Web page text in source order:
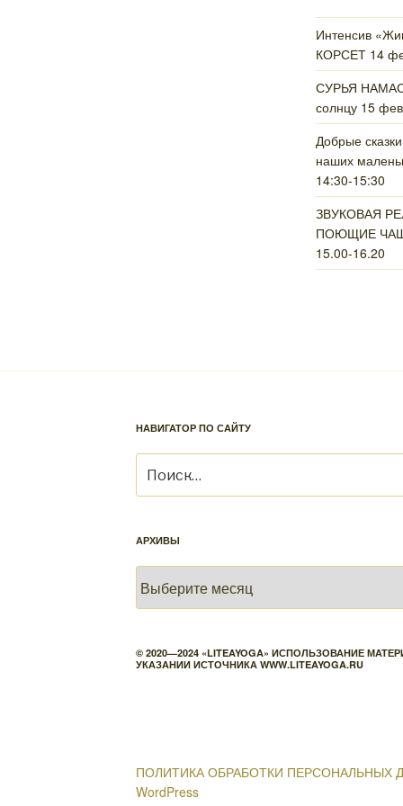
Интенсив
КОРСЕТ 14
СУРЬЯ
солнцу 15
Добрые
наших
14:30-15:30
ЗВУКОВАЯ
ПОЮЩИЕ
15.00-16.20
НАВИГАТОР ПО САЙТУ
АРХИВЫ
© 2020—2024 «LITEAYOGA» ИСПОЛЬЗОВАНИЕ
УКАЗАНИИ ИСТОЧНИКА WWW.LITEAYOGA.RU
ПОЛИТИКА ОБРАБОТКИ ПЕРСОНАЛЬНЫХ
WordPress